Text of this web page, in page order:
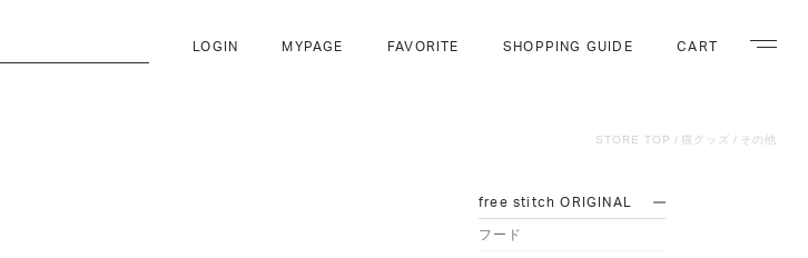
LOGIN MYPAGE FAVORITE SHOPPING GUIDE CART ナビゲ
STORE TOP 猫グッズ その他
free stitch ORIGINAL
フード